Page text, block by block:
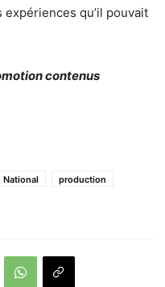
expériences qu’il pouvait
contenus
National
production